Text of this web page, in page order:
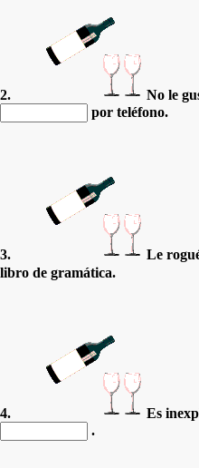
2.
No le
por teléfono.
3. Le
libro de gramática.
4.
Es
.